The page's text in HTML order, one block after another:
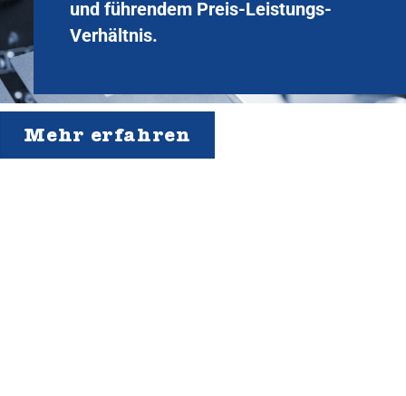
und führendem Preis-Leistungs-
Verhältnis.
Mehr erfahren